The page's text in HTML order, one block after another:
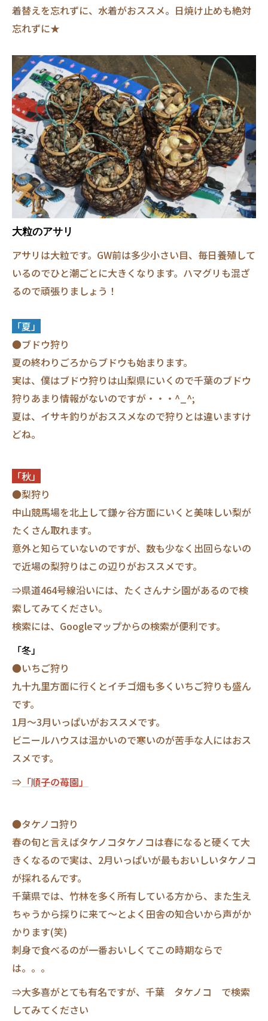
着替えを忘れずに、水着がおススメ。日焼け止めも絶対
忘れずに★
大粒のアサリ
アサリは大粒です。GW前は多少小さい目、毎日養殖して
いるのでひと潮ごとに大きくなります。ハマグリも混ざ
るので頑張りましょう！
「夏」
●ブドウ狩り
夏の終わりごろからブドウも始まります。
実は、僕はブドウ狩りは山梨県にいくので千葉のブドウ
狩りあまり情報がないのですが・・・^_^;
夏は、イサキ釣りがおススメなので狩りとは違いますけ
どね。
「秋」
●梨狩り
中山競馬場を北上して鎌ヶ谷方面にいくと美味しい梨が
たくさん取れます。
意外と知らていないのですが、数も少なく出回らないの
で近場の梨狩りはこの辺りがおススメです。
⇒県道464号線沿いには、たくさんナシ園があるので検
索してみてください。
検索には、Googleマップからの検索が便利です。
「冬」
●いちご狩り
九十九里方面に行くとイチゴ畑も多くいちご狩りも盛ん
です。
1月～3月いっぱいがおススメです。
ビニールハウスは温かいので寒いのが苦手な人にはおス
スメです。
⇒ 「順子の苺園」
●タケノコ狩り
春の旬と言えばタケノコタケノコは春になると硬くて大
きくなるので実は、2月いっぱいが最もおいしいタケノコ
が採れるんです。
千葉県では、竹林を多く所有している方から、また生え
ちゃうから採りに来て～とよく田舎の知合いから声がか
かります(笑)
刺身で食べるのが一番おいしくてこの時期ならで
は。。。
⇒大多喜がとても有名ですが、千葉 タケノコ で検索
してみてください